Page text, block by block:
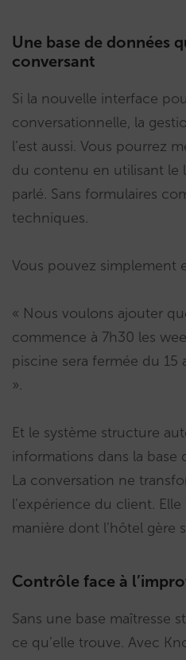
Une base de données
conversant
Si la nouvelle interface
conversationnelle, la
l’est aussi. Vous pourrez
du contenu en utilisant le
parlé. Sans formulaires
techniques.
Vous pouvez simplement
« Nous voulons ajouter
commence à 7h30 les
piscine sera fermée du 15
».
Et le système structure
informations dans la base
La conversation ne
l’expérience du client.
manière dont l’hôtel gère
Contrôle face à
Sans une base maîtresse
ce qu’elle trouve. Avec